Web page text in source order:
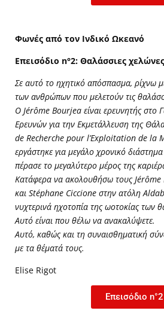
Φωνές από τον Ινδικό Ωκεανό
Επεισόδιο n°2: Θαλάσσιες χελώνες
Σε αυτό το ηχητικό απόσπασμα, ρίχνω
των ανθρώπων που μελετούν τις
Ο Jérôme Bourjea είναι ερευνητής στο
Ερευνών για την Εκμετάλλευση της
de Recherche pour l’Exploitation de la
εργάστηκε για μεγάλο χρονικό
πέρασε το μεγαλύτερο μέρος της
Κατάφερα να ακολουθήσω τους
και Stéphane Ciccione στην ατόλη
νυχτερινά ηχοτοπία της ωοτοκίας των
Αυτό είναι που θέλω να ανακαλύψετε.
Αυτό, καθώς και τη συναισθηματική
με τα θέματά τους.
Elise Rigot
Επεισόδιο n°2